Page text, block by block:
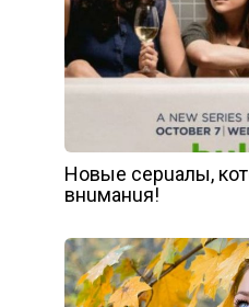
Нoвыe cepuaлы,
внuмaнuя!